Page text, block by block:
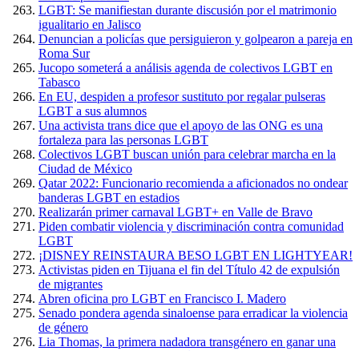
LGBT: Se manifiestan durante discusión por el matrimonio
igualitario en Jalisco
Denuncian a policías que persiguieron y golpearon a pareja en
Roma Sur
Jucopo someterá a análisis agenda de colectivos LGBT en
Tabasco
En EU, despiden a profesor sustituto por regalar pulseras
LGBT a sus alumnos
Una activista trans dice que el apoyo de las ONG es una
fortaleza para las personas LGBT
Colectivos LGBT buscan unión para celebrar marcha en la
Ciudad de México
Qatar 2022: Funcionario recomienda a aficionados no ondear
banderas LGBT en estadios
Realizarán primer carnaval LGBT+ en Valle de Bravo
Piden combatir violencia y discriminación contra comunidad
LGBT
¡DISNEY REINSTAURA BESO LGBT EN LIGHTYEAR!
Activistas piden en Tijuana el fin del Título 42 de expulsión
de migrantes
Abren oficina pro LGBT en Francisco I. Madero
Senado pondera agenda sinaloense para erradicar la violencia
de género
Lia Thomas, la primera nadadora transgénero en ganar una